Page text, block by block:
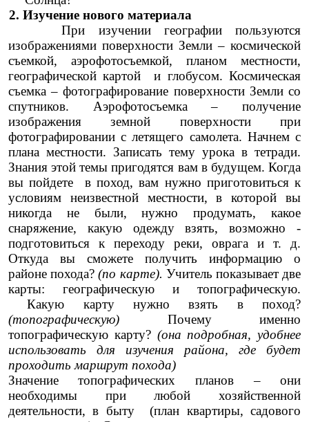
2. Изучение нового материала
При изучении географии пользуются
изображениями поверхности Земли – космической
съемкой, аэрофотосъемкой, планом местности,
географической картой и глобусом. Космическая
съемка – фотографирование поверхности Земли со
спутников. Аэрофотосъемка – получение
изображения земной поверхности при
фотографировании с летящего самолета. Начнем с
плана местности. Записать тему урока в тетради.
Знания этой темы пригодятся вам в будущем. Когда
вы пойдете в поход, вам нужно приготовиться к
условиям неизвестной местности, в которой вы
никогда не были, нужно продумать, какое
снаряжение, какую одежду взять, возможно -
подготовиться к переходу реки, оврага и т. д.
Откуда вы сможете получить информацию о
районе похода?(по карте). Учитель показывает две
карты: географическую и топографическую.
Какую карту нужно взять в поход?
(топографическую)Почему именно
топографическую карту? (она подробная, удобнее
использовать для изучения района, где будет
проходить маршрут похода)
Значение топографических планов – они
необходимы при любой хозяйственной
деятельности, в быту (план квартиры, садового